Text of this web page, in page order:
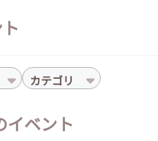
カテゴリ
イベント